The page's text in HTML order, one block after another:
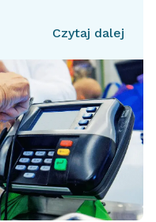
Czytaj dalej